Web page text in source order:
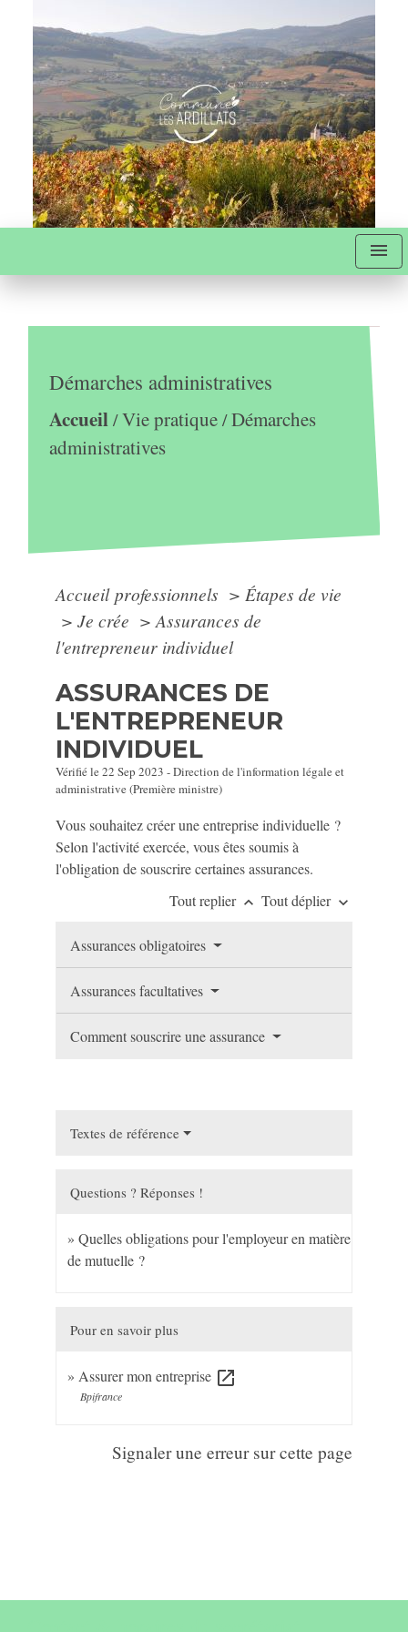
menu
Démarches administratives
Accueil/Vie pratique/Démarches
administratives
Accueil professionnels > Étapes de vie
> Je crée > Assurances de
l'entrepreneur individuel
ASSURANCES DE
L'ENTREPRENEUR
INDIVIDUEL
Vérifié le 22 Sep 2023 - Direction de l'information légale et
administrative (Première ministre)
Vous souhaitez créer une entreprise individuelle ?
Selon l'activité exercée, vous êtes soumis à
l'obligation de souscrire certaines assurances.
Tout replier keyboard_arrow_up Tout déplier keyboard_arrow_down
Assurances obligatoires
Assurances facultatives
Comment souscrire une assurance
Textes de référence
Questions ? Réponses !
Quelles obligations pour l'employeur en matière
de mutuelle ?
Pour en savoir plus
Assurer mon entreprise open_in_new
Bpifrance
Signaler une erreur sur cette page